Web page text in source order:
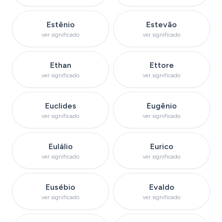
Ver significado do nome
Estênio
ver significado
Ver significado do
Estevão
ver significado
Ver significado do nome
Ethan
ver significado
Ver significado do
Ettore
ver significado
Ver significado do nome
Euclides
ver significado
Ver significado do
Eugênio
ver significado
Ver significado do nome
Eulálio
ver significado
Ver significado do
Eurico
ver significado
Ver significado do nome
Eusébio
ver significado
Ver significado do
Evaldo
ver significado